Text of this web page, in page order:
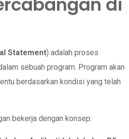
Statement) adalah proses
sebuah program. Program akan
berdasarkan kondisi yang telah
bekerja dengan konsep: